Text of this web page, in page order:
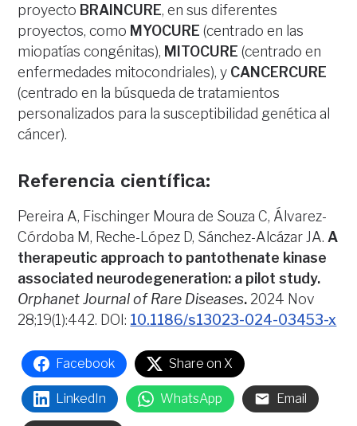
proyecto BRAINCURE, en sus diferentes
proyectos, como MYOCURE (centrado en las
miopatías congénitas), MITOCURE (centrado en
enfermedades mitocondriales), y CANCERCURE
(centrado en la búsqueda de tratamientos
personalizados para la susceptibilidad genética al
cáncer).
Referencia científica:
Pereira A, Fischinger Moura de Souza C, Álvarez-
Córdoba M, Reche-López D, Sánchez-Alcázar JA. A
therapeutic approach to pantothenate kinase
associated neurodegeneration: a pilot study.
Orphanet Journal of Rare Diseases. 2024 Nov
28;19(1):442. DOI: 10.1186/s13023-024-03453-x
Facebook Share on X
LinkedIn WhatsApp Email